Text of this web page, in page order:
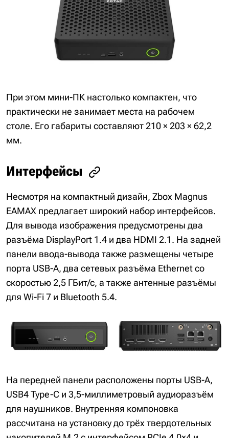
При этом мини-ПК настолько компактен, что
практически не занимает места на рабочем
столе. Его габариты составляют 210 × 203 × 62,2
мм.
Интерфейсы
Несмотря на компактный дизайн, Zbox Magnus
EAMAX предлагает широкий набор интерфейсов.
Для вывода изображения предусмотрены два
разъёма DisplayPort 1.4 и два HDMI 2.1. На задней
панели ввода-вывода также размещены четыре
порта USB-A, два сетевых разъёма Ethernet со
скоростью 2,5 ГБит/с, а также антенные разъёмы
для Wi-Fi 7 и Bluetooth 5.4.
На передней панели расположены порты USB-A,
USB4 Type-C и 3,5-миллиметровый аудиоразъём
для наушников. Внутренняя компоновка
рассчитана на установку до трёх твердотельных